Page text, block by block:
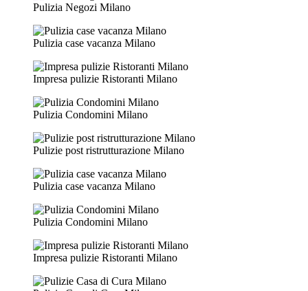
Pulizia Negozi Milano
Pulizia case vacanza Milano
Impresa pulizie Ristoranti Milano
Pulizia Condomini Milano
Pulizie post ristrutturazione Milano
Pulizia case vacanza Milano
Pulizia Condomini Milano
Impresa pulizie Ristoranti Milano